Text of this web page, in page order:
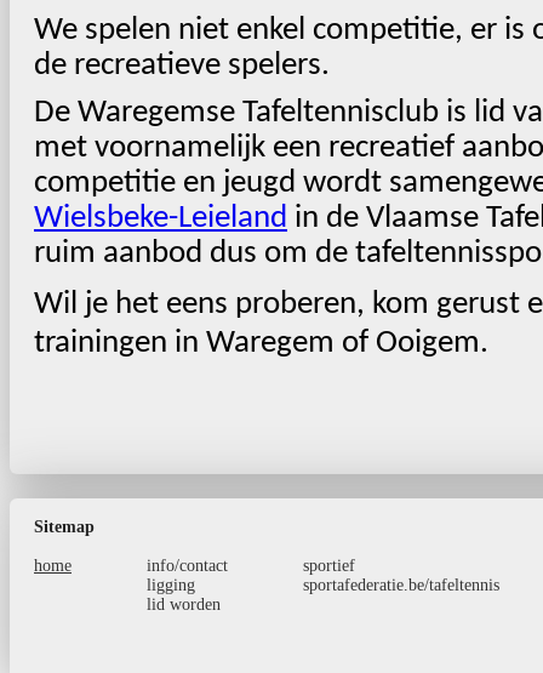
We spelen niet enkel competitie, er is
de recreatieve spelers.
De Waregemse Tafeltennisclub is lid
met voornamelijk een recreatief
competitie en jeugd wordt
Wielsbeke-Leieland in de Vlaamse
ruim aanbod dus om de
Wil je het eens proberen, kom gerust
trainingen in Waregem of Ooigem.
Sitemap
home
info/contact
ligging
lid worden
sportief
sportafederatie.be/tafeltennis